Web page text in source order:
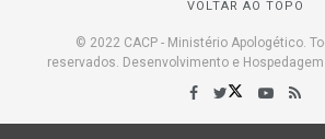
VOLTAR AO TOPO
© 2022 CACP - Ministério Apologético.
reservados. Desenvolvimento e Hospedagem